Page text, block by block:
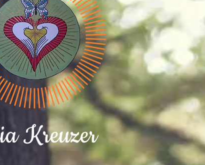
Kreuzer